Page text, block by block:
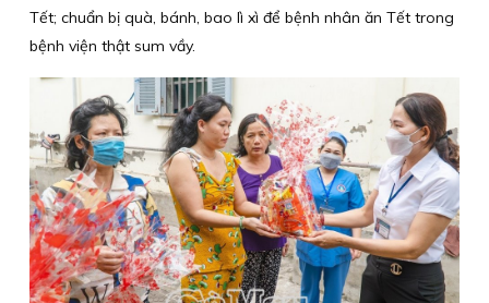
Tết; chuẩn bị quà, bánh, bao lì xì để bệnh nhân ăn Tết trong
bệnh viện thật sum vầy.